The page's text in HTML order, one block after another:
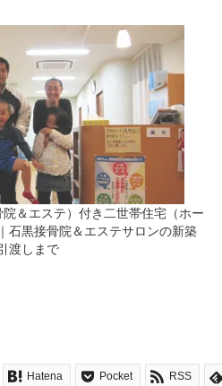
＆エステ）付き二世帯住宅（ホー
石黒接骨院＆エステサロンの新築
渡しまで
Hatena Pocket RSS